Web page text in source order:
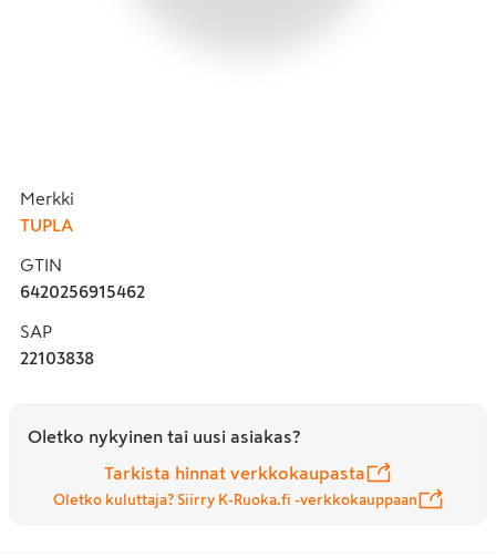
Merkki
TUPLA
GTIN
6420256915462
SAP
22103838
Oletko nykyinen tai uusi asiakas?
Tarkista hinnat verkkokaupasta
Oletko kuluttaja? Siirry K-Ruoka.fi -verkkokauppaan